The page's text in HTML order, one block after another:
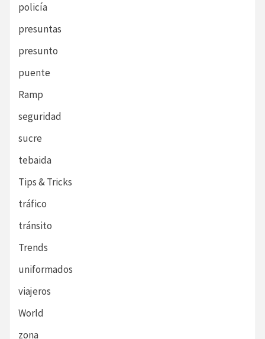
policía
presuntas
presunto
puente
Ramp
seguridad
sucre
tebaida
Tips & Tricks
tráfico
tránsito
Trends
uniformados
viajeros
World
zona